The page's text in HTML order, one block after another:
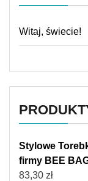
Witaj, świecie!
Stylowe
firmy BEE
83,30 zł